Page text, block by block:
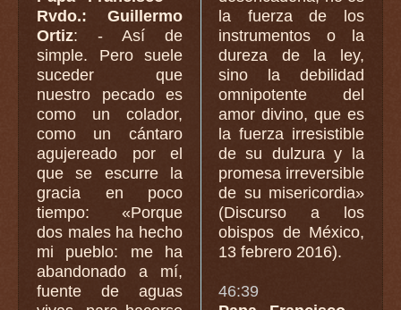
Rvdo.: Guillermo
Ortiz: - Así de
simple. Pero suele
suceder que
nuestro pecado es
como un colador,
como un cántaro
agujereado por el
que se escurre la
gracia en poco
tiempo: «Porque
dos males ha hecho
mi pueblo: me ha
abandonado a mí,
fuente de aguas
la fuerza de los
instrumentos o la
dureza de la ley,
sino la debilidad
omnipotente del
amor divino, que es
la fuerza irresistible
de su dulzura y la
promesa irreversible
de su misericordia»
(Discurso a los
obispos de México,
13 febrero 2016).
46:39